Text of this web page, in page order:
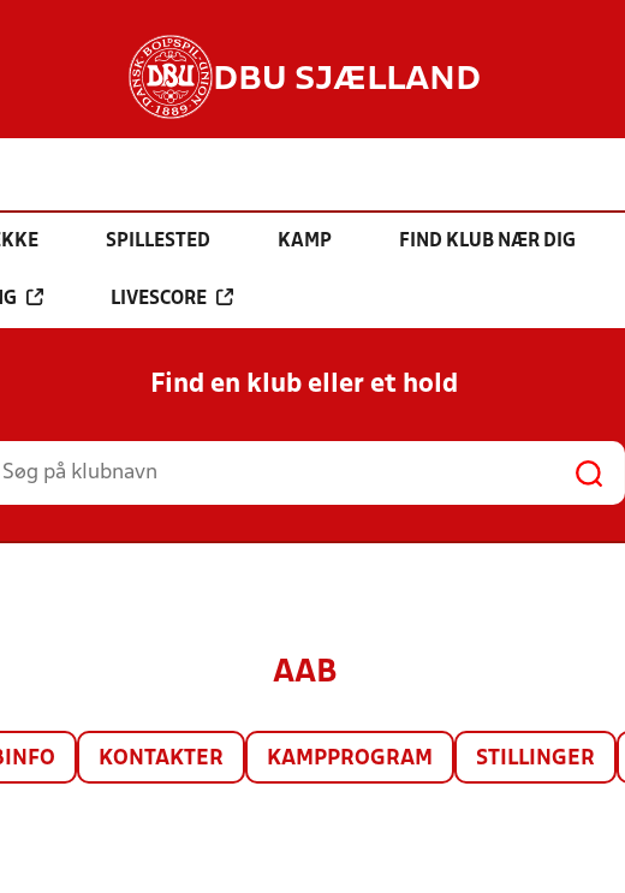
DBU SJÆLLAND
SPILLESTED KAMP FIND KLUB NÆR DIG
LIVESCORE
Find en klub eller et hold
AAB
KONTAKTER KAMPPROGRAM STILLINGER